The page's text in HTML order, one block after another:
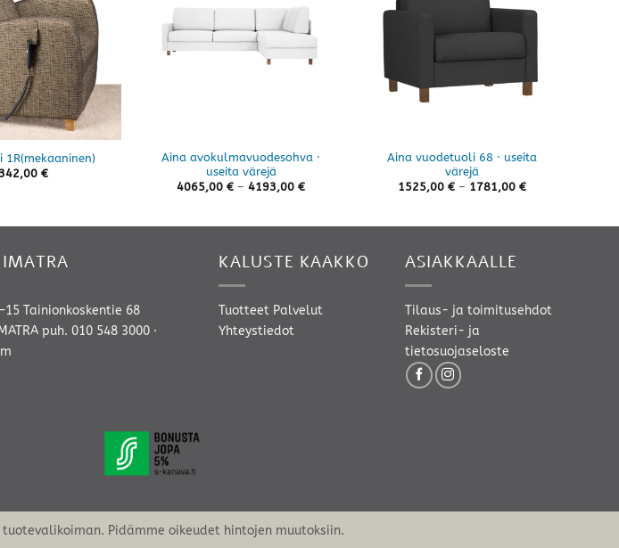
1R(mekaaninen)
€
Aina avokulmavuodesohva ·
useita värejä
4065,00 € – 4193,00 €Hintaluokka:
Aina vuodetuoli 68 · useita
värejä
1525,00 € – 1781,00 €Hintaluokka:
Tainionkoskentie 68
puh. 010 548 3000·
KALUSTE KAAKKO
Tuotteet Palvelut
Yhteystiedot
ASIAKKAALLE
Tilaus- ja toimitusehdot
Rekisteri- ja
tietosuojaseloste
Pidämme oikeudet hintojen muutoksiin.